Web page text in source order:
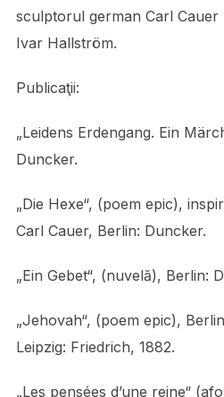
sculptorul german Carl
Ivar Hallström.
Publicaţii:
„Leidens Erdengang. Ein
Duncker.
„Die Hexe“, (poem epic),
Carl Cauer, Berlin: Duncker.
„Ein Gebet“, (nuvelă), Berlin:
„Jehovah“, (poem epic),
Leipzig: Friedrich, 1882.
„Les pensées d’une reine“